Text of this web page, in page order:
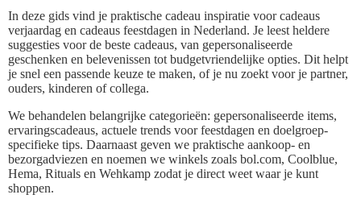
In deze gids vind je praktische cadeau inspiratie voor cadeaus
verjaardag en cadeaus feestdagen in Nederland. Je leest heldere
suggesties voor de beste cadeaus, van gepersonaliseerde
geschenken en belevenissen tot budgetvriendelijke opties. Dit helpt
je snel een passende keuze te maken, of je nu zoekt voor je partner,
ouders, kinderen of collega.
We behandelen belangrijke categorieën: gepersonaliseerde items,
ervaringscadeaus, actuele trends voor feestdagen en doelgroep-
specifieke tips. Daarnaast geven we praktische aankoop- en
bezorgadviezen en noemen we winkels zoals bol.com, Coolblue,
Hema, Rituals en Wehkamp zodat je direct weet waar je kunt
shoppen.